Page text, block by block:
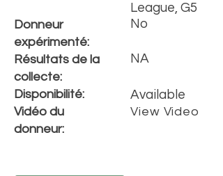
Donneur
expérimenté:
Résultats de la
collecte:
Disponibilité:
Vidéo du
donneur:
League, G5
No
NA
Available
View Video